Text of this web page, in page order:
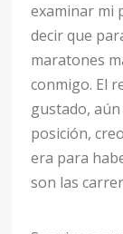
examinar mi
decir que
maratones
conmigo. El
gustado,
posición,
era para
son las